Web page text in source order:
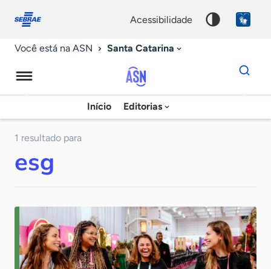
conosco
acessibilidade
Você está na ASN Santa Catarina
Agência
Sebrae
Início Editorias
Dados
para
chave
1 resultado para
esg